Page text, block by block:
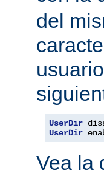
del
UserDir
UserDir
Vea la